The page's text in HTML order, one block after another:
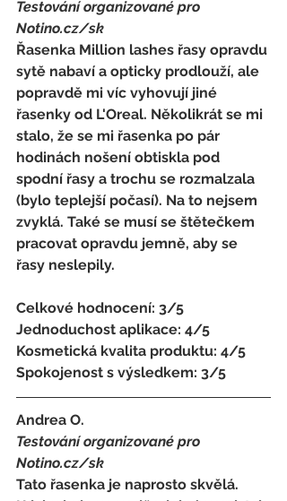
Testování organizované pro
Notino.cz/sk
Řasenka Million lashes řasy opravdu
sytě nabaví a opticky prodlouží, ale
popravdě mi víc vyhovují jiné
řasenky od L'Oreal. Několikrát se mi
stalo, že se mi řasenka po pár
hodinách nošení obtiskla pod
spodní řasy a trochu se rozmalzala
(bylo teplejší počasí). Na to nejsem
zvyklá. Také se musí se štětečkem
pracovat opravdu jemně, aby se
řasy neslepily.
Celkové hodnocení: 3/5
Jednoduchost aplikace: 4/5
Kosmetická kvalita produktu: 4/5
Spokojenost s výsledkem: 3/5
Andrea O.
Testování organizované pro
Notino.cz/sk
Tato řasenka je naprosto skvělá.